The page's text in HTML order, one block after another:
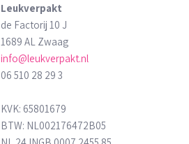
Leukverpakt
de Factorij 10 J
1689 AL Zwaag
info@leukverpakt.nl
06 510 28 29 3
KVK: 65801679
BTW: NL002176472B05